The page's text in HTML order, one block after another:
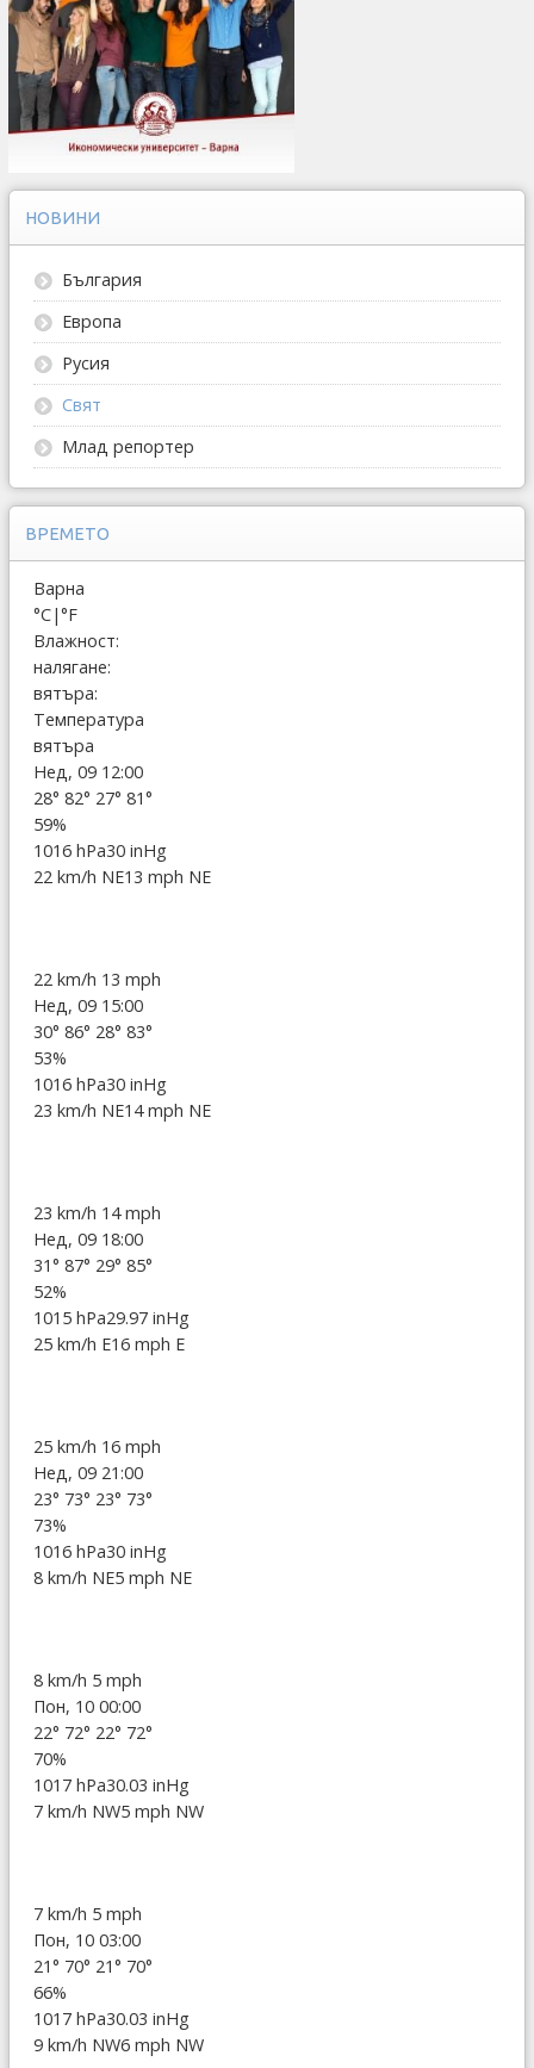
НОВИНИ
България
Европа
Русия
Свят
Млад репортер
ВРЕМЕТО
Варна
°C|°F
Влажност:
налягане:
вятъра:
Температура
вятъра
Нед, 09 12:00
28° 82° 27° 81°
59%
1016 hPa30 inHg
22 km/h NE13 mph NE
22 km/h 13 mph
Нед, 09 15:00
30° 86° 28° 83°
53%
1016 hPa30 inHg
23 km/h NE14 mph NE
23 km/h 14 mph
Нед, 09 18:00
31° 87° 29° 85°
52%
1015 hPa29.97 inHg
25 km/h E16 mph E
25 km/h 16 mph
Нед, 09 21:00
23° 73° 23° 73°
73%
1016 hPa30 inHg
8 km/h NE5 mph NE
8 km/h 5 mph
Пон, 10 00:00
22° 72° 22° 72°
70%
1017 hPa30.03 inHg
7 km/h NW5 mph NW
7 km/h 5 mph
Пон, 10 03:00
21° 70° 21° 70°
66%
1017 hPa30.03 inHg
9 km/h NW6 mph NW